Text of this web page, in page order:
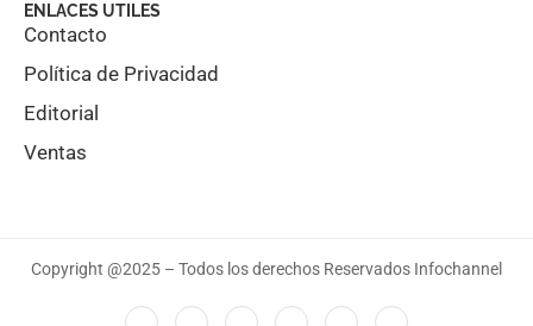
ENLACES UTILES
Contacto
Política de Privacidad
Editorial
Ventas
Copyright @2025 – Todos los derechos Reservados Infochannel